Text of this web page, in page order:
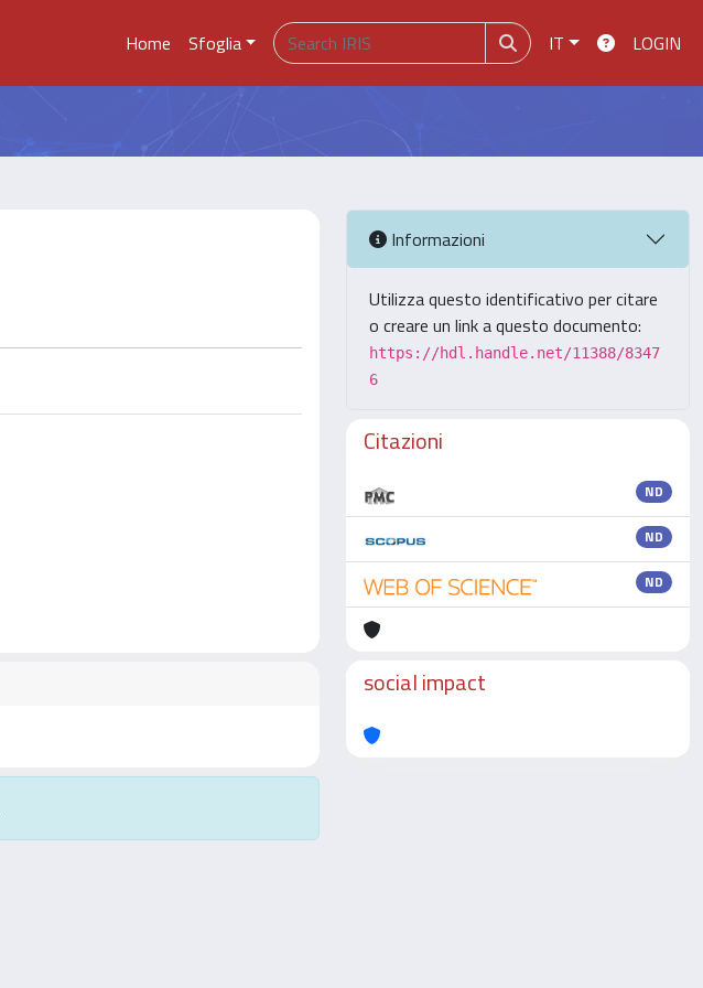
Home Sfoglia IT LOGIN
Informazioni
Utilizza questo identificativo per citare
o creare un link a questo documento:
https://hdl.handle.net/11388/8347
6
Citazioni
ND
ND
ND
social impact